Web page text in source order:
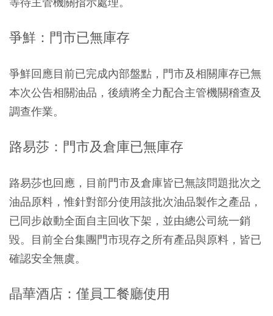
爭鮮：門市已無庫存
爭鮮回應目前已完成內部盤點，門市及相關庫存已無
本次公告相關油品，後續將全力配合主管機關稽查及
調查作業。
路易莎：門市及倉庫已無庫存
路易莎也回應，目前門市及倉庫皆已無該問題批次之
油品原料，惟針對部分使用該批次油品製作之產品，
已同步啟動全面自主回收下架，並由總公司統一銷
毀。目前全台集團門市現存之所有產品與原料，皆已
確認安全無虞。
晶華酒店：僅員工餐廳使用